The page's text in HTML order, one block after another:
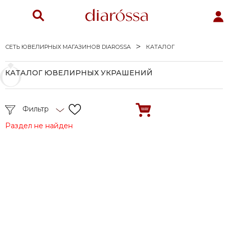
СЕТЬ ЮВЕЛИРНЫХ МАГАЗИНОВ DIAROSSA КАТАЛОГ
КАТАЛОГ ЮВЕЛИРНЫХ УКРАШЕНИЙ
Фильтр
Раздел не найден